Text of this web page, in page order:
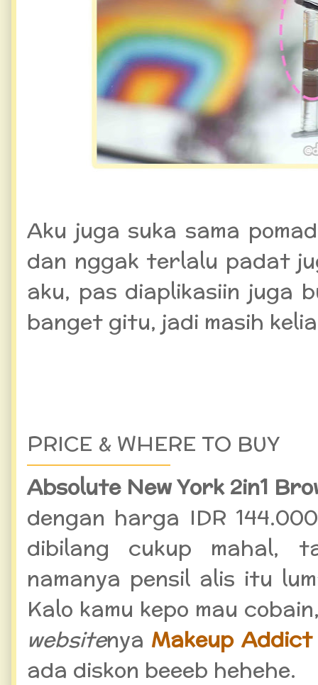
Aku juga suka sama
dan nggak terlalu padat
aku, pas diaplikasiin juga
banget gitu, jadi masih
PRICE & WHERE TO BUY
Absolute New York 2in1
dengan harga IDR
dibilang cukup mahal,
namanya pensil alis itu
Kalo kamu kepo mau
websitenya Makeup Addict
ada diskon beeeb hehehe.